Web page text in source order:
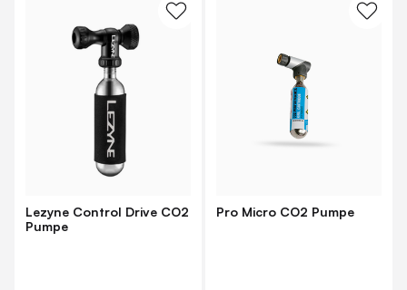
Lezyne Control Drive CO2
Pumpe
Pro Micro CO2 Pumpe